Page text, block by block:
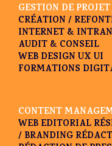
GESTION DE PROJET
CRÉATION /
INTERNET &
AUDIT & CONSEIL
WEB DESIGN UX UI
FORMATIONS
CONTENT
WEB EDITORIAL
/ BRANDING